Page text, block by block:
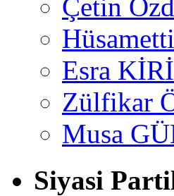
Çetin
Esra
Zülfikar
Musa
Siyasi